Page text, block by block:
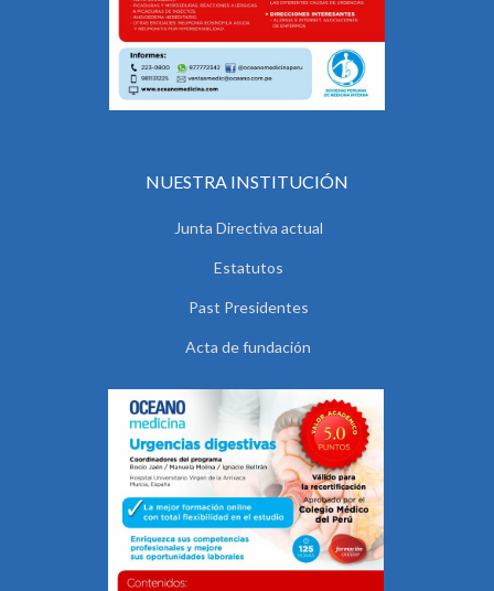
NUESTRA INSTITUCIÓN
Junta Directiva actual
Estatutos
Past Presidentes
Acta de fundación